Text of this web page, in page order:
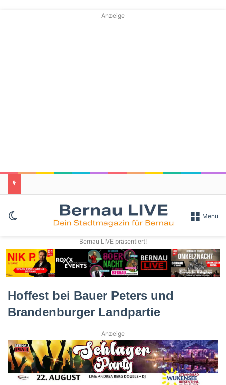
Anzeige
Skin umschalten Menü
Bernau LIVE präsentiert!
Hoffest bei Bauer Peters und
Brandenburger Landpartie
Anzeige